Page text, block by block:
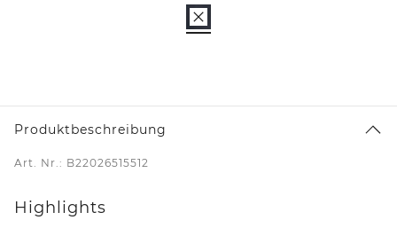
Produktbeschreibung
Art. Nr.: B22026515512
Highlights